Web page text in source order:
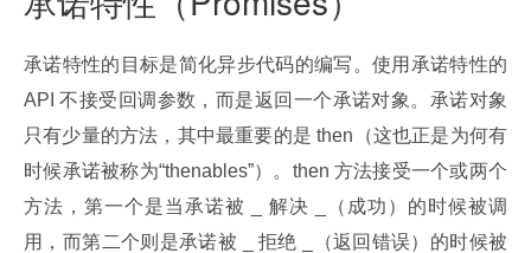
承诺特性的目标是简化异步代码的编写。使用承诺特性的
API 不接受回调参数，而是返回一个承诺对象。承诺对象
只有少量的方法，其中最重要的是 then（这也正是为何有
时候承诺被称为“thenables”）。then 方法接受一个或两个
方法，第一个是当承诺被 _ 解决 _（成功）的时候被调
用，而第二个则是承诺被 _ 拒绝 _（返回错误）的时候被